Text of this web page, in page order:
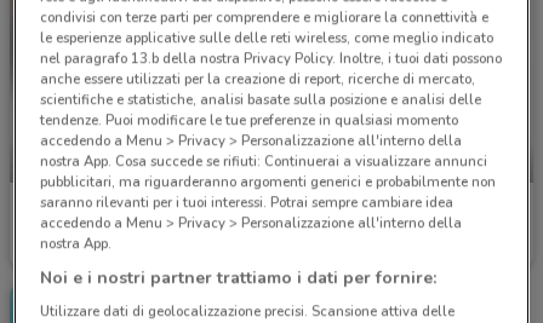
NUOVO
Zoomiguana
Scade il 06/09
-1 GIORNO
Zoomiguana
condivisi con terze parti per comprendere e migliorare la connettività e
le esperienze applicative sulle delle reti wireless, come meglio indicato
nel paragrafo 13.b della nostra Privacy Policy. Inoltre, i tuoi dati possono
anche essere utilizzati per la creazione di report, ricerche di mercato,
scientifiche e statistiche, analisi basate sulla posizione e analisi delle
tendenze. Puoi modificare le tue preferenze in qualsiasi momento
accedendo a Menu > Privacy > Personalizzazione all'interno della
nostra App. Cosa succede se rifiuti: Continuerai a visualizzare annunci
pubblicitari, ma riguarderanno argomenti generici e probabilmente non
saranno rilevanti per i tuoi interessi. Potrai sempre cambiare idea
accedendo a Menu > Privacy > Personalizzazione all'interno della
nostra App.
Noi e i nostri partner trattiamo i dati per fornire:
Utilizzare dati di geolocalizzazione precisi. Scansione attiva delle